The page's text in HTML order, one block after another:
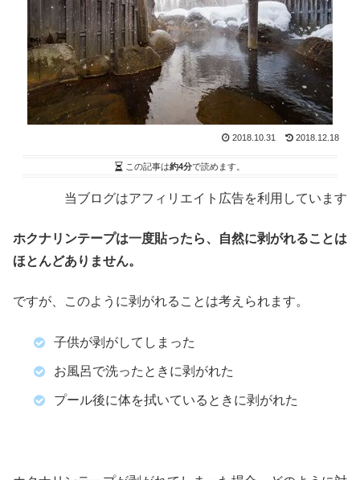
2018.10.31 2018.12.18
この記事は約4分で読めます。
当ブログはアフィリエイト広告を利用しています
ホクナリンテープは一度貼ったら、自然に剥がれることは
ほとんどありません。
ですが、このように剥がれることは考えられます。
子供が剥がしてしまった
お風呂で洗ったときに剥がれた
プール後に体を拭いているときに剥がれた